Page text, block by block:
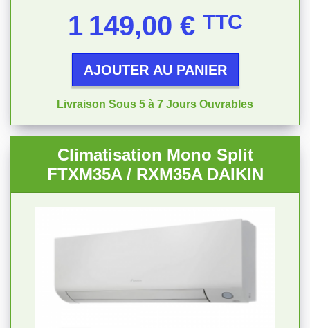
1 149,00 € TTC
AJOUTER AU PANIER
Livraison Sous 5 à 7 Jours Ouvrables
Climatisation Mono Split
FTXM35A / RXM35A DAIKIN